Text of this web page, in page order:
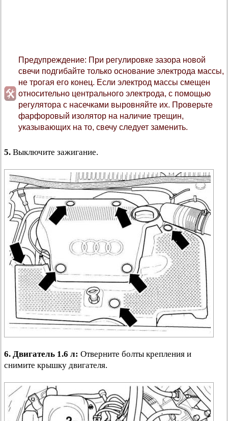
Предупреждение: При регулировке зазора новой
свечи подгибайте только основание электрода массы,
не трогая его конец. Если электрод массы смещен
относительно центрального электрода, с помощью
регулятора с насечками выровняйте их. Проверьте
фарфоровый изолятор на наличие трещин,
указывающих на то, свечу следует заменить.
5. Выключите зажигание.
6. Двигатель 1.6 л: Отверните болты крепления и
снимите крышку двигателя.